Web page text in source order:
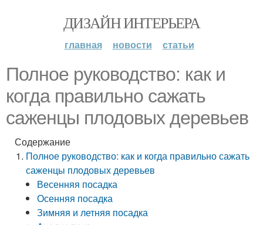
ДИЗАЙН ИНТЕРЬЕРА
главная новости статьи
Полное руководство: как и
когда правильно сажать
саженцы плодовых деревьев
Содержание
Полное руководство: как и когда правильно сажать
саженцы плодовых деревьев
Весенняя посадка
Осенняя посадка
Зимняя и летняя посадка